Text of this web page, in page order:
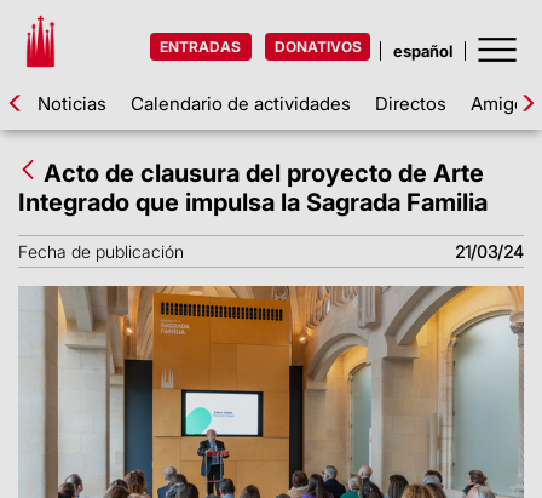
ENTRADAS DONATIVOS
Noticias Calendario de actividades Directos Amigos
Acto de clausura del proyecto de Arte
Integrado que impulsa la Sagrada Familia
Fecha de publicación 21/03/24